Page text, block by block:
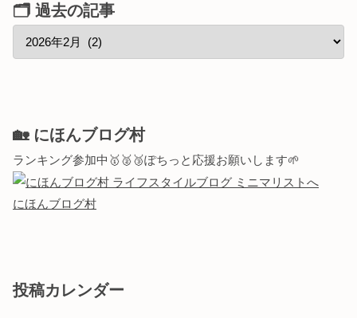
🗂 過去の記事
🏡 にほんブログ村
ランキング参加中🥇🥈🥉ぽちっと応援お願いします🌱
にほんブログ村
投稿カレンダー